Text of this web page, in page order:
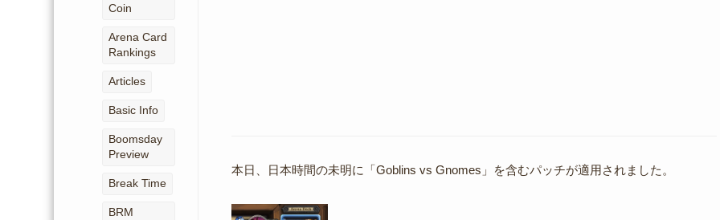
本日、日本時間の未明に「Goblins vs Gnomes」を含むパッチが適用されました。
Coin
Arena Card
Rankings
Articles
Basic Info
Boomsday
Preview
Break Time
BRM